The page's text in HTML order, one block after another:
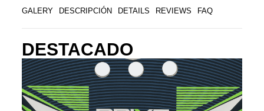
GALERY DESCRIPCIÓN DETAILS REVIEWS FAQ
DESTACADO